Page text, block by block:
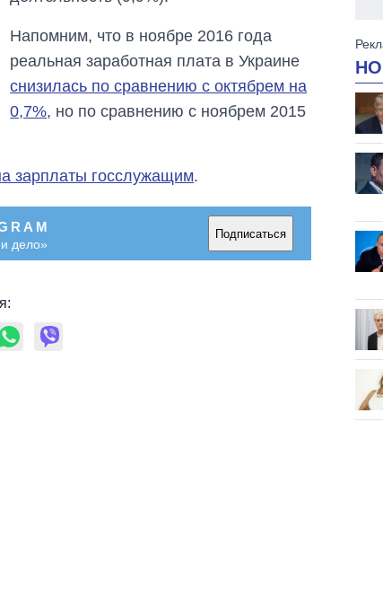
Напомним, что в ноябре 2016 года
реальная заработная плата в Украине
снизилась по сравнению с октябрем на
0,7%, но по сравнению с ноябрем 2015
зарплаты госслужащим.
дело»
Подписаться